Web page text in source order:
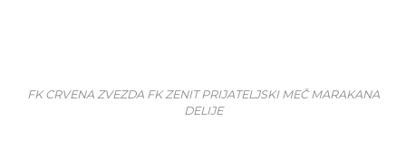
FK CRVENA ZVEZDA FK ZENIT PRIJATELJSKI MEČ MARAKANA
DELIJE